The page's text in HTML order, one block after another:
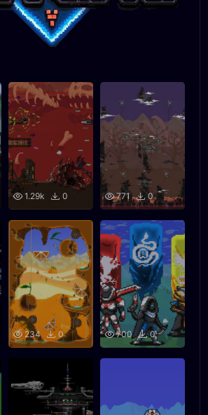
1.29k 0 771 0
234 0 700 0